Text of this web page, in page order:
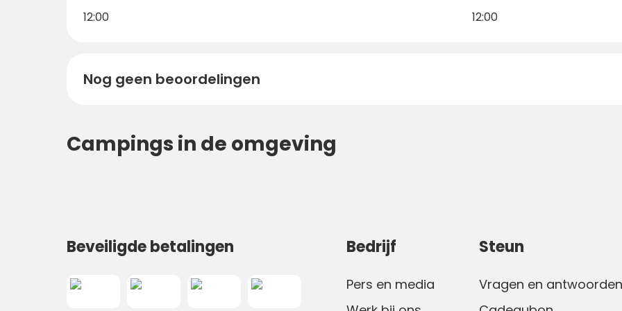
12:00 12:00
Nog geen beoordelingen
Campings in de omgeving
Beveiligde betalingen Bedrijf
Pers en media
Steun
Vragen en antwoorden